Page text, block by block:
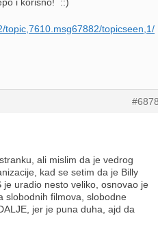
topic,7610.msg67882/topicseen,1/
ali mislim da je vedrog
kad se setim da je Billy
uradio nesto veliko, osnovao je
slobodnih filmova, slobodne
jer je puna duha, ajd da